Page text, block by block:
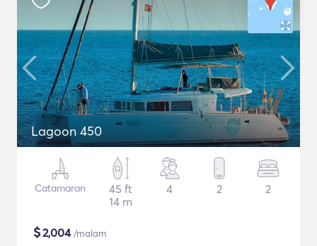
Lagoon 450
Catamaran
45 ft
14 m
4 2 2
$2,004/malam